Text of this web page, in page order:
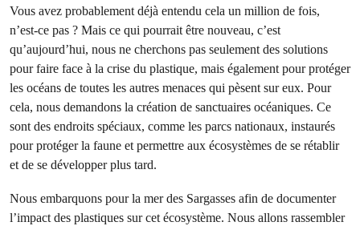
Vous avez probablement déjà entendu cela un million de fois,
n’est-ce pas ? Mais ce qui pourrait être nouveau, c’est
qu’aujourd’hui, nous ne cherchons pas seulement des solutions
pour faire face à la crise du plastique, mais également pour protéger
les océans de toutes les autres menaces qui pèsent sur eux. Pour
cela, nous demandons la création de sanctuaires océaniques. Ce
sont des endroits spéciaux, comme les parcs nationaux, instaurés
pour protéger la faune et permettre aux écosystèmes de se rétablir
et de se développer plus tard.
Nous embarquons pour la mer des Sargasses afin de documenter
l’impact des plastiques sur cet écosystème. Nous allons rassembler